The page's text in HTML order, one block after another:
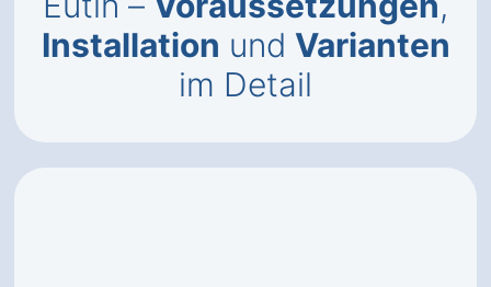
Installation und Varianten
im Detail